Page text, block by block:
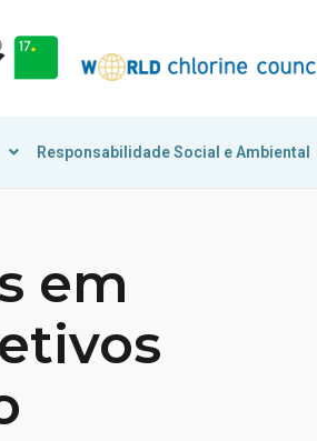
Responsabilidade Social e Ambiental
em